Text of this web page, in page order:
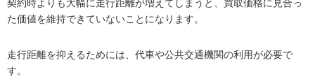
契約時よりも大幅に走行距離が増えてしまうと、買取価格に見合っ
た価値を維持できていないことになります。
走行距離を抑えるためには、代車や公共交通機関の利用が必要で
す。